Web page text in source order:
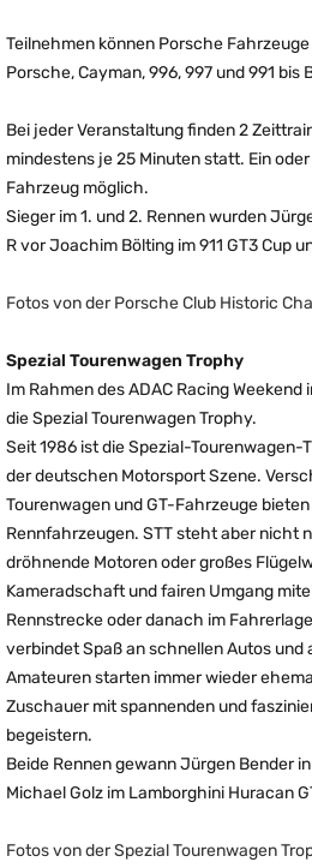
Teilnehmen können Porsche
Porsche, Cayman, 996, 997 und 991 bis
Bei jeder Veranstaltung finden 2
mindestens je 25 Minuten statt. Ein
Fahrzeug möglich.
Sieger im 1. und 2. Rennen wurden
R vor Joachim Bölting im 911 GT3 Cup
Fotos von der Porsche Club Historic
Spezial Tourenwagen Trophy
Im Rahmen des ADAC Racing
die Spezial Tourenwagen Trophy.
Seit 1986 ist die Spezial-
der deutschen Motorsport Szene.
Tourenwagen und GT-Fahrzeuge
Rennfahrzeugen. STT steht aber nicht
dröhnende Motoren oder großes
Kameradschaft und fairen Umgang
Rennstrecke oder danach im
verbindet Spaß an schnellen Autos
Amateuren starten immer wieder
Zuschauer mit spannenden und
begeistern.
Beide Rennen gewann Jürgen Bender
Michael Golz im Lamborghini Huracan
Fotos von der Spezial Tourenwagen